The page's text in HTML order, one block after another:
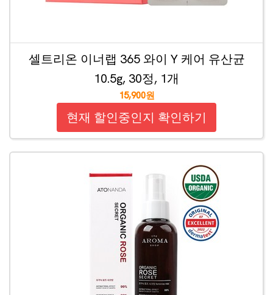
셀트리온 이너랩 365 와이 Y 케어 유산균
10.5g, 30정, 1개
15,900원
현재 할인중인지 확인하기